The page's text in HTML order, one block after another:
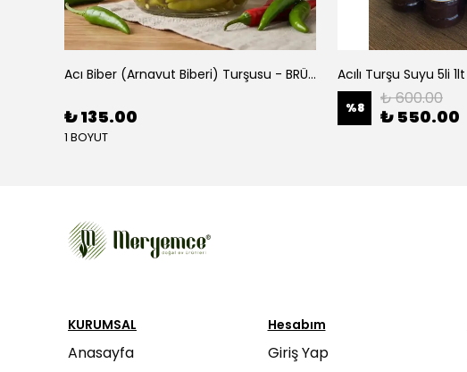
Acı Biber (Arnavut Biberi) Turşusu - BRÜT 425CC
₺ 135.00
1 BOYUT
Acılı Turşu Suyu 5li 1lt
%8 ₺ 600.00
₺ 550.00
KURUMSAL
Anasayfa
Hesabım
Giriş Yap